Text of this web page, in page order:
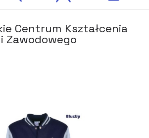
Centrum Kształcenia
Zawodowego